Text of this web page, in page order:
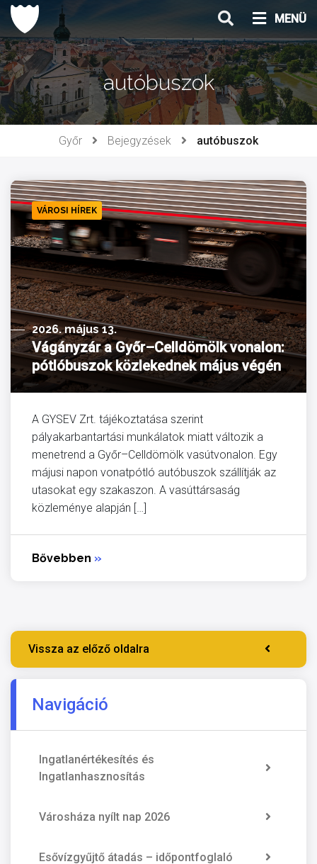
Ugrás
tartalomhoz
MENÜ
autóbuszok
Győr Bejegyzések autóbuszok
VÁROSI HÍREK
2026. május 13.
Vágányzár a Győr–Celldömölk vonalon:
pótlóbuszok közlekednek május végén
A GYSEV Zrt. tájékoztatása szerint
pályakarbantartási munkálatok miatt változik a
menetrend a Győr–Celldömölk vasútvonalon. Egy
májusi napon vonatpótló autóbuszok szállítják az
utasokat egy szakaszon. A vasúttársaság
közleménye alapján […]
Bővebben »
Vissza az előző oldalra
Navigáció
Ingatlanértékesítés és
Ingatlanhasznosítás
Városháza nyílt nap 2026
Esővízgyűjtő átadás – időpontfoglaló